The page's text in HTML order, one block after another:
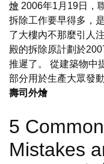
燴 2006年1月19日，
拆除工作要早得多，
了大樓內不那麼引人
殿的拆除原計劃於
推遲了。 從建築物中
部分用於生產大眾發
壽司外燴
5
Mistakes